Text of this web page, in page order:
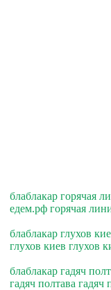
блаблакар горячая
едем.рф горячая
блаблакар глухов
глухов киев глухов
блаблакар гадяч
гадяч полтава гадяч